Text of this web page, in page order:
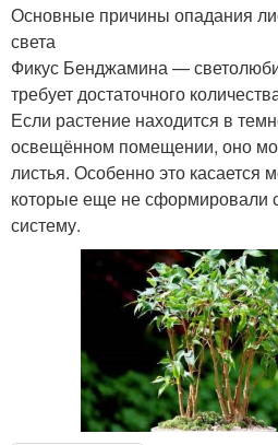
Основные причины опадания
света
Фикус Бенджамина —
требует достаточного
Если растение находится в
освещённом помещении, оно
листья. Особенно это касается
которые еще не сформировали
систему.